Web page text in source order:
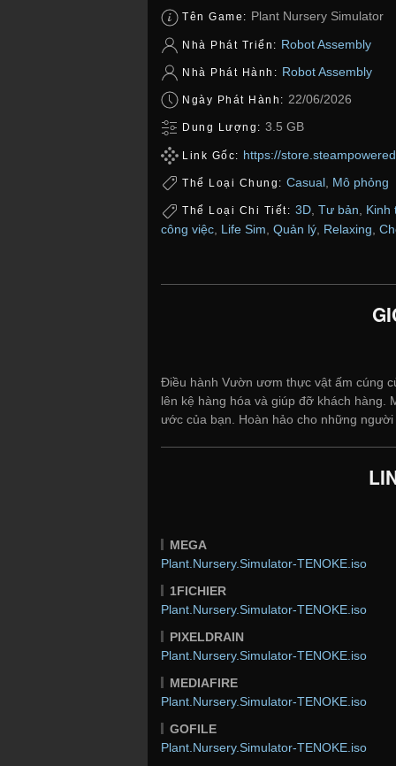
Tên Game: Plant Nursery Simulator
Nhà Phát Triển: Robot Assembly
Nhà Phát Hành: Robot Assembly
Ngày Phát Hành: 22/06/2026
Dung Lượng: 3.5 GB
Link Gốc: https://
Thể Loại Chung: Casual Mô phỏng
Thể Loại Chi Tiết: 3D, Tư bản, Kinh
công việc Life Sim Quản lý Relaxing
Điều hành Vườn ươm thực vật ấm cúng
lên kệ hàng hóa và giúp đỡ khách
ước của bạn. Hoàn hảo cho những
MEGA
Plant.Nursery.Simulator-TENOKE.iso
1FICHIER
Plant.Nursery.Simulator-TENOKE.iso
PIXELDRAIN
Plant.Nursery.Simulator-TENOKE.iso
MEDIAFIRE
Plant.Nursery.Simulator-TENOKE.iso
GOFILE
Plant.Nursery.Simulator-TENOKE.iso